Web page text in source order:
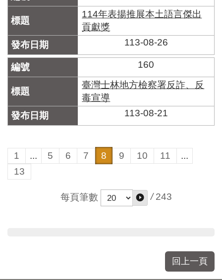
114年表揚推展本土語言傑出
貢獻獎
113-08-26
160
臺灣士林地方檢察署反詐、反
毒宣導
113-08-21
1 ... 5 6 7 8 9 10 11
...
13
每頁筆數 / 243
回上一頁